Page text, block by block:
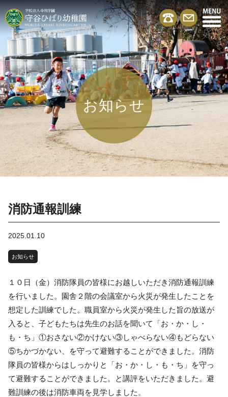
お知らせ
消防通報訓練
2025.01.10
お知らせ
１０日（金）消防隊員の皆様にお越しいただき消防通報訓練
を行いました。園舎２階の会議室から火災が発生したことを
想定した訓練でした。職員室から火災が発生した旨の放送が
入ると、子どもたちは先生のお話を聞いて「お・か・し・
も・ち」①おさない②かけない③しゃべらない④もどらない
⑤ちかづかない、を守って避難することができました。消防
隊員の皆様からはしっかりと「お・か・し・も・ち」を守っ
て避難することができました。と講評をいただきました。避
難訓練の後は消防車両を見学しました。